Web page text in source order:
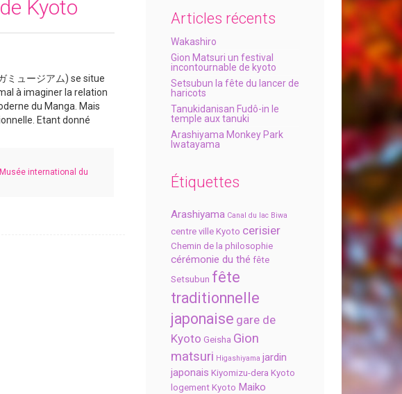
Articles récents
Wakashiro
Gion Matsuri un festival
incontournable de kyoto
Setsubun la fête du lancer de
haricots
Tanukidanisan Fudô-in le
temple aux tanuki
Arashiyama Monkey Park
Iwatayama
Étiquettes
Arashiyama Canal du lac Biwa
centre ville Kyoto cerisier
Chemin de la philosophie
cérémonie du thé fête
Setsubun fête
traditionnelle
japonaise gare de
Kyoto Geisha Gion
matsuri Higashiyama jardin
japonais Kiyomizu-dera Kyoto
logement Kyoto Maiko
Kyoto
ミュージアム) se situe
à imaginer la relation
du Manga. Mais
Etant donné
Musée international du